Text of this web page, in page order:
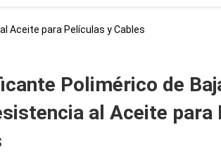
Aceite para Películas y Cables
Polimérico de
al Aceite para